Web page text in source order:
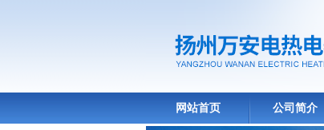
网站首页 公司简介